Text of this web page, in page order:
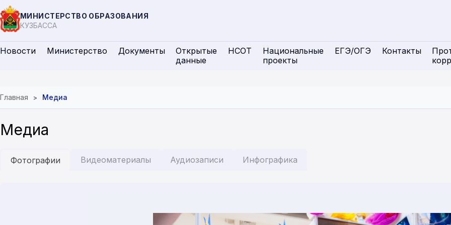
МИНИСТЕРСТВО ОБРАЗОВАНИЯ
КУЗБАССА
Новости Министерство Документы
Открытые
данные
НСОТ
Национальные
проекты
ЕГЭ/ОГЭ Контакты
Главная Медиа
Медиа
Фотографии Видеоматериалы Аудиозаписи Инфографика